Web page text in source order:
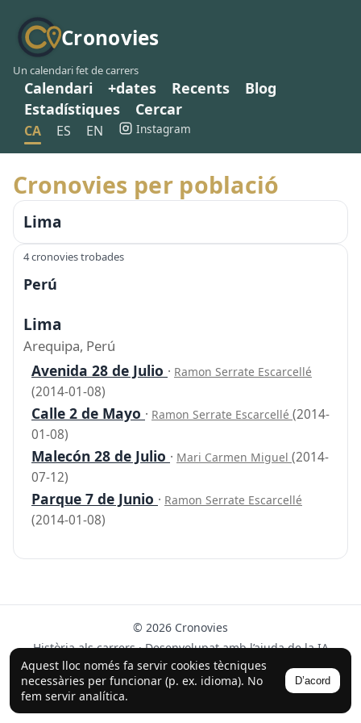
Cronovies
Un calendari fet de carrers
Calendari +dates Recents
Blog
Estadístiques
Cercar
CA ES EN Instagram
Aquest lloc només fa servir cookies tècniques
necessàries per funcionar (p. ex. idioma). No
fem servir analítica.
D’acord
Cronovies per població
Lima
4 cronovies trobades
Perú
Lima
Arequipa, Perú
Avenida 28 de Julio · Ramon Serrate Escarcellé
(2014-01-08)
Calle 2 de Mayo · Ramon Serrate Escarcellé (2014-
01-08)
Malecón 28 de Julio · Mari Carmen Miguel (2014-
07-12)
Parque 7 de Junio · Ramon Serrate Escarcellé
(2014-01-08)
© 2026 Cronovies
Història als carrers · Desenvolupat amb l’ajuda de la IA
(ChatGPT).
Segueix-nos a Instagram